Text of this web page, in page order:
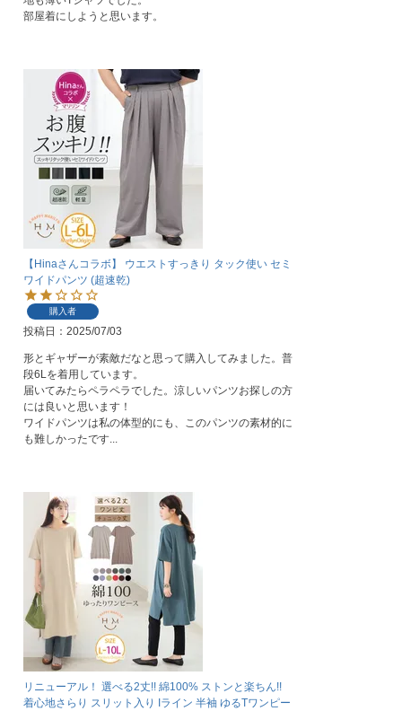
部屋着にしようと思います。
【Hinaさんコラボ】 ウエストすっきり タック使い セミ
ワイドパンツ (超速乾)
購入者
投稿日 2025/07/03
形とギャザーが素敵だなと思って購入してみました。普
段6Lを着用しています。
届いてみたらペラペラでした。涼しいパンツお探しの方
には良いと思います！
ワイドパンツは私の体型的にも、このパンツの素材的に
リニューアル！ 選べる2丈!! 綿100% ストンと楽ちん!!
着心地さらり スリット入り Iライン 半袖 ゆるTワンピー